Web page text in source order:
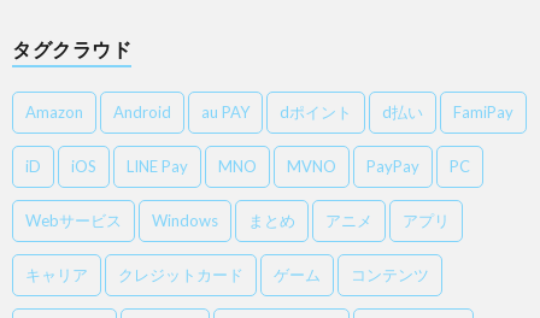
タグクラウド
Amazon Android au PAY dポイント d払い FamiPay
iD iOS LINE Pay MNO MVNO PayPay PC
Webサービス Windows まとめ アニメ アプリ
キャリア クレジットカード ゲーム コンテンツ